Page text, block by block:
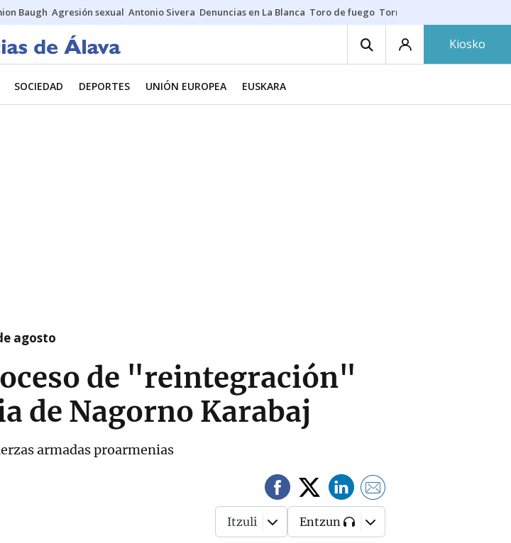
Baugh Agresión sexual Antonio Sivera Denuncias en La Blanca Toro de fuego Tornike Shengelia
Kiosko
SOCIEDAD DEPORTES UNIÓN EUROPEA EUSKARA
agosto
de "reintegración"
de Nagorno Karabaj
armadas proarmenias
Itzuli Entzun